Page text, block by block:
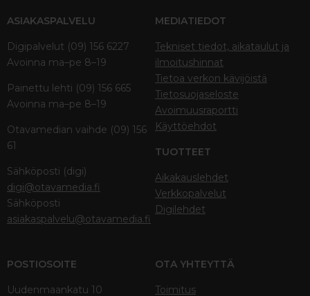
ASIAKASPALVELU
Digipalvelut (09) 156 6227
Avoinna ma–pe 8–19
Painettu lehti (09) 156 665
Avoinna ma–pe 8–19
Otavamedian vaihde (09) 156
61
Sähköposti (digi)
digi@otavamedia.fi
Sähköposti
asiakaspalvelu@otavamedia.fi
MEDIATIEDOT
Tekniset tiedot, aikataulut ja
ilmoitushinnat
Tietoa verkon kävijöistä
Tietosuojaseloste
Avoimuusraportti
Käyttöehdot
TUOTTEET
Aikakauslehdet
Verkkopalvelut
Digilehdet
POSTIOSOITE
Uudenmaankatu 10
OTA YHTEYTTÄ
Toimitus